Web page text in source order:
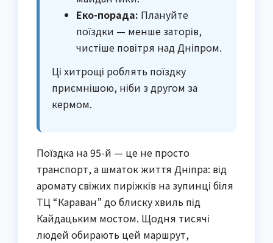
Еко-порада: Плануйте
поїздки — менше заторів,
чистіше повітря над Дніпром.
Ці хитрощі роблять поїздку
приємнішою, ніби з другом за
кермом.
Поїздка на 95-й — це не просто
транспорт, а шматок життя Дніпра: від
аромату свіжих пиріжків на зупинці біля
ТЦ “Караван” до блиску хвиль під
Кайдацьким мостом. Щодня тисячі
людей обирають цей маршрут,